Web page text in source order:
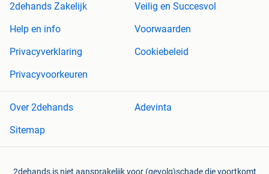
2dehands Zakelijk
Veilig en Succesvol
Help en info
Voorwaarden
Privacyverklaring
Cookiebeleid
Privacyvoorkeuren
Over 2dehands
Adevinta
Sitemap
2dehands is niet aansprakelijk voor (gevolg)schade die voortkomt